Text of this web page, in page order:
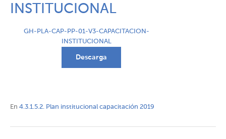
INSTITUCIONAL
GH-PLA-CAP-PP-01-V3-CAPACITACION-
INSTITUCIONAL
Descarga
En 4.3.1.5.2. Plan institucional capacitación 2019